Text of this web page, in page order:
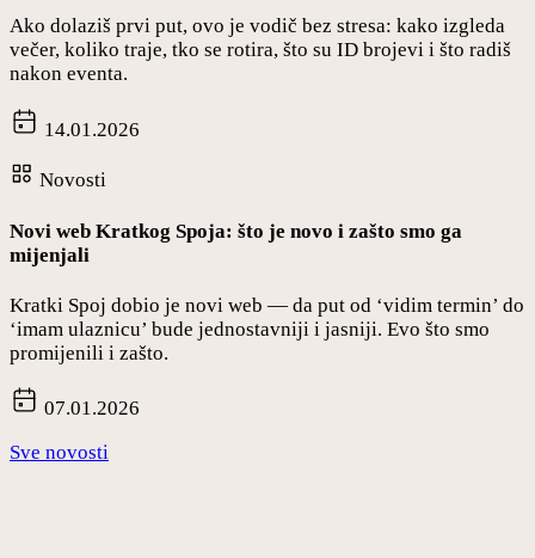
Ako dolaziš prvi put, ovo je vodič bez stresa: kako izgleda
večer, koliko traje, tko se rotira, što su ID brojevi i što radiš
nakon eventa.
14.01.2026
Novosti
Novi web Kratkog Spoja: što je novo i zašto smo ga
mijenjali
Kratki Spoj dobio je novi web — da put od ‘vidim termin’ do
‘imam ulaznicu’ bude jednostavniji i jasniji. Evo što smo
promijenili i zašto.
07.01.2026
Sve novosti